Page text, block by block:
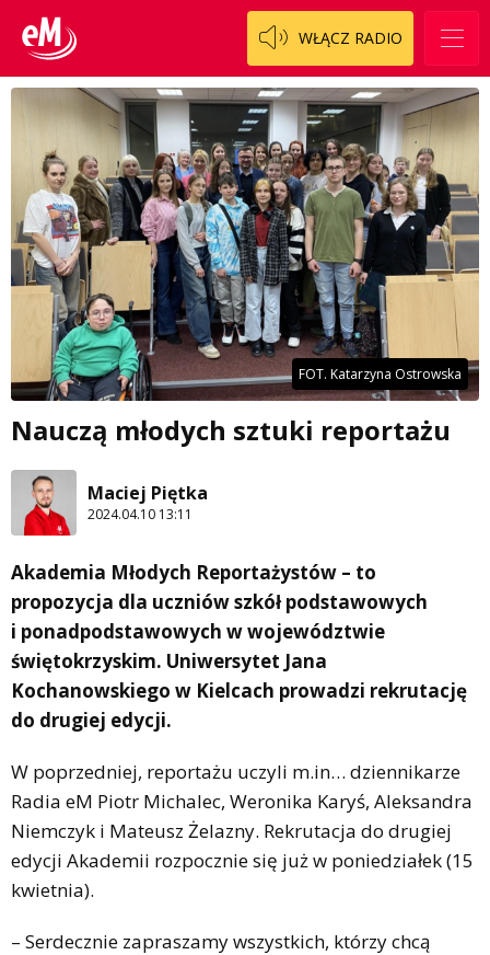
WŁĄCZ RADIO
FOT. Katarzyna Ostrowska
Nauczą młodych sztuki reportażu
Maciej Piętka
2024.04.10 13:11
Akademia Młodych Reportażystów – to
propozycja dla uczniów szkół podstawowych
i ponadpodstawowych w województwie
świętokrzyskim. Uniwersytet Jana
Kochanowskiego w Kielcach prowadzi rekrutację
do drugiej edycji.
W poprzedniej, reportażu uczyli m.in… dziennikarze
Radia eM Piotr Michalec, Weronika Karyś, Aleksandra
Niemczyk i Mateusz Żelazny. Rekrutacja do drugiej
edycji Akademii rozpocznie się już w poniedziałek (15
kwietnia).
– Serdecznie zapraszamy wszystkich, którzy chcą